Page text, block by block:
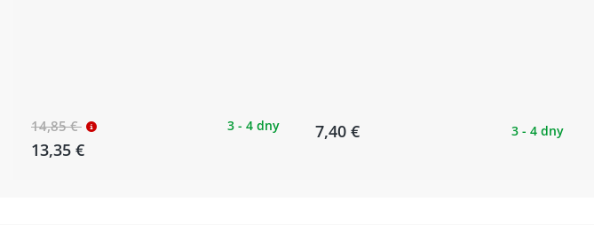
14,85 €
13,35 €
3 - 4 dny 7,40 € 3 - 4 dny